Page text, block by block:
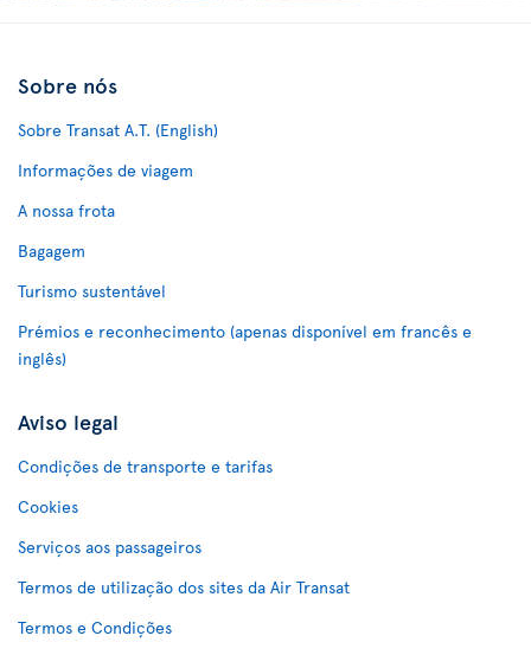
Sobre nós
Sobre Transat A.T. (English)
Informações de viagem
A nossa frota
Bagagem
Turismo sustentável
Prémios e reconhecimento (apenas disponível em francês e
inglês)
Aviso legal
Condições de transporte e tarifas
Cookies
Serviços aos passageiros
Termos de utilização dos sites da Air Transat
Termos e Condições